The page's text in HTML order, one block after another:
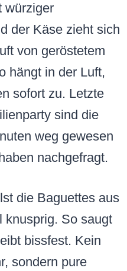
würziger
der Käse zieht sich
von geröstetem
hängt in der Luft,
sofort zu. Letzte
sind die
weg gewesen
nachgefragt.
die Baguettes aus
knusprig. So saugt
bissfest. Kein
sondern pure